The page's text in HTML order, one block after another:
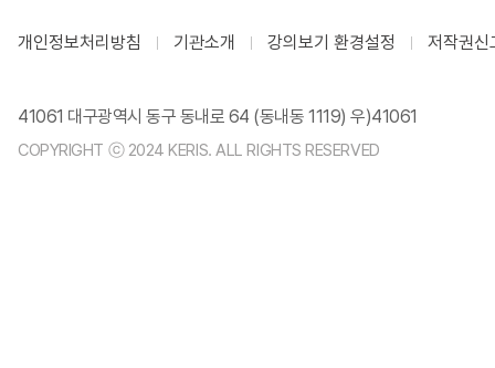
개인정보처리방침 기관소개 강의보기 환경설정 저작권신
41061 대구광역시 동구 동내로 64 (동내동 1119) 우)41061
COPYRIGHT ⓒ 2024 KERIS. ALL RIGHTS RESERVED